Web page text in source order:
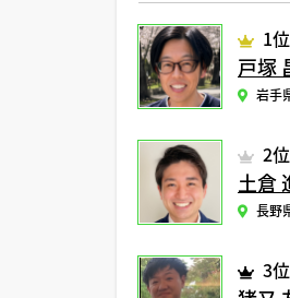
1位
戸塚
岩手
2位
土倉
長野
3位